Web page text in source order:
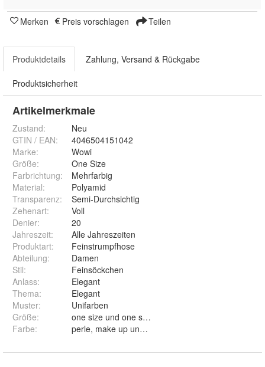
Merken Preis vorschlagen Teilen
Produktdetails Zahlung, Versand & Rückgabe
Produktsicherheit
Artikelmerkmale
Zustand:
Neu
GTIN / EAN:
4046504151042
Marke:
Wowi
Größe:
One Size
Farbrichtung:
Mehrfarbig
Material:
Polyamid
Transparenz:
Semi-Durchsichtig
Zehenart:
Voll
Denier:
20
Jahreszeit:
Alle Jahreszeiten
Produktart:
Feinstrumpfhose
Abteilung:
Damen
Stil:
Feinsöckchen
Anlass:
Elegant
Thema:
Elegant
Muster:
Unifarben
Größe:
one size und one size
Farbe: perle, make up und schwarz